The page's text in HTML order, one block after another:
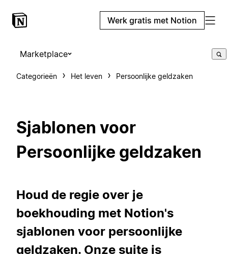
Werk gratis met Notion
Marketplace
Categorieën Het leven Persoonlijke geldzaken
Sjablonen voor
Persoonlijke geldzaken
Houd de regie over je
boekhouding met Notion's
sjablonen voor persoonlijke
geldzaken. Onze suite is